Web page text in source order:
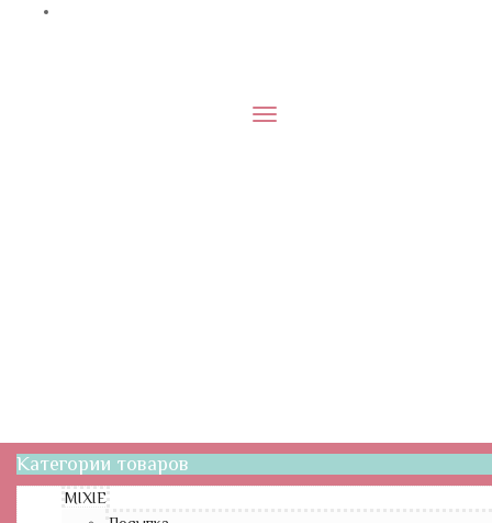
Меню
Категории товаров
MIXIE